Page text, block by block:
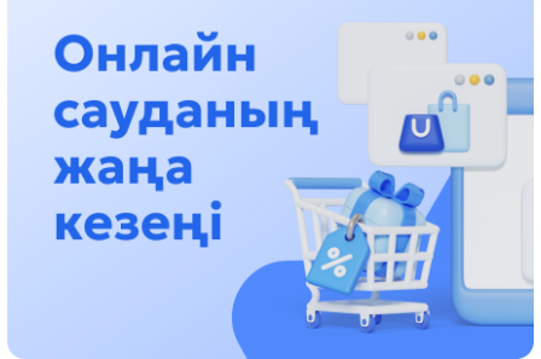
ابزال دوستيار: دۋمان مۇحامەتكارىمدى الماتى تۇرمەسىنە اۋىستىرۋى
مۇمكىن
16:15، 27 شىلدە 2026
وسكەنباي قۇلاتاي ۇلى: رۋحانياتقا قىزمەت ەتكەن قالامگەر
ەڭبەك ادامىنا كورسەتىلگەن قۇرمەت: الماتى وبلىسىنىڭ اكىمى
كوممۋنالدىق قىزمەتكەرلەرمەن بىرگە تازالىققا شىعىپ، تاڭعى اس